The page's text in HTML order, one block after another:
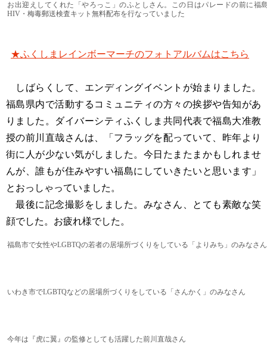
お出迎えしてくれた「やろっこ」のふとしさん。この日はパレードの前に福
HIV・梅毒郵送検査キット無料配布を行なっていました
★ふくしまレインボーマーチのフォトアルバムはこちら
しばらくして、エンディングイベントが始まりました。
福島県内で活動するコミュニティの方々の挨拶や告知があ
りました。ダイバーシティふくしま共同代表で福島大准教
授の前川直哉さんは、「フラッグを配っていて、昨年より
街に人が少ない気がしました。今日たまたまかもしれませ
んが、誰もが住みやすい福島にしていきたいと思います」
とおっしゃっていました。
最後に記念撮影をしました。みなさん、とても素敵な笑
顔でした。お疲れ様でした。
福島市で女性やLGBTQの若者の居場所づくりをしている「よりみち」のみなさん
いわき市でLGBTQなどの居場所づくりをしている「さんかく」のみなさん
今年は『虎に翼』の監修としても活躍した前川直哉さん